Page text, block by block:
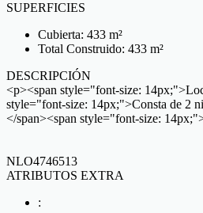
SUPERFICIES
Cubierta: 433 m²
Total Construido: 433 m²
DESCRIPCIÓN
<p><span style="font-size:
style="font-size: 14px;">Consta de 2
</span><span style="font-size:
NLO4746513
ATRIBUTOS EXTRA
: